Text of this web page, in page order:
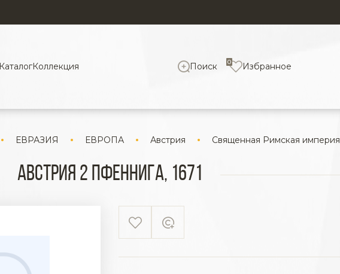
КаталогКоллекция Поиск Избранное
0
ЕВРАЗИЯ ЕВРОПА Австрия Священная Римская империя
Австрия 2 пфеннига, 1671